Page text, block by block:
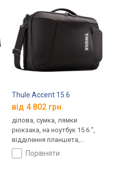
Thule Accent 15.6
від 4 802 грн.
ділова, сумка, лямки
рюкзака, на ноутбук 15.6 ",
відділення планшета,
матеріал: поліестер, 1040 г
порівняти